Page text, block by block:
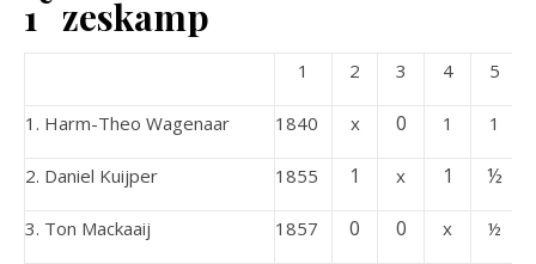
1 zeskamp
1 2 3 4 5
1. Harm-Theo Wagenaar 1840 x 0 1 1
2. Daniel Kuijper 1855 1 x 1 ½
3. Ton Mackaaij 1857 0 0 x ½